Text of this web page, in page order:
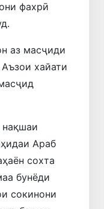
фахрӣ
аз масҷиди
хайати
Араб
сохта
бунёди
сокинони